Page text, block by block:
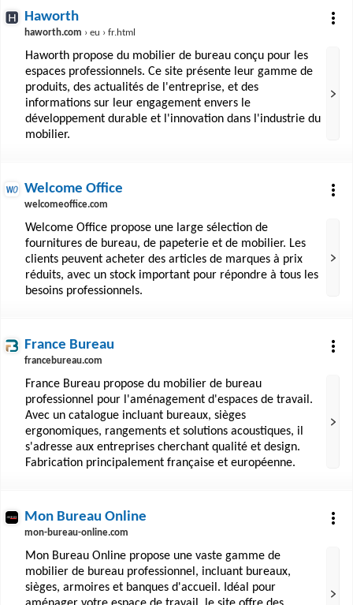
Haworth
haworth.com › eu › fr.html
Haworth propose du mobilier de bureau conçu pour les
espaces professionnels. Ce site présente leur gamme de
produits, des actualités de l'entreprise, et des
informations sur leur engagement envers le
développement durable et l'innovation dans l'industrie du
mobilier.
Welcome Office
welcomeoffice.com
Welcome Office propose une large sélection de
fournitures de bureau, de papeterie et de mobilier. Les
clients peuvent acheter des articles de marques à prix
réduits, avec un stock important pour répondre à tous les
besoins professionnels.
France Bureau
francebureau.com
France Bureau propose du mobilier de bureau
professionnel pour l'aménagement d'espaces de travail.
Avec un catalogue incluant bureaux, sièges
ergonomiques, rangements et solutions acoustiques, il
s'adresse aux entreprises cherchant qualité et design.
Fabrication principalement française et européenne.
Mon Bureau Online
mon-bureau-online.com
Mon Bureau Online propose une vaste gamme de
mobilier de bureau professionnel, incluant bureaux,
sièges, armoires et banques d'accueil. Idéal pour